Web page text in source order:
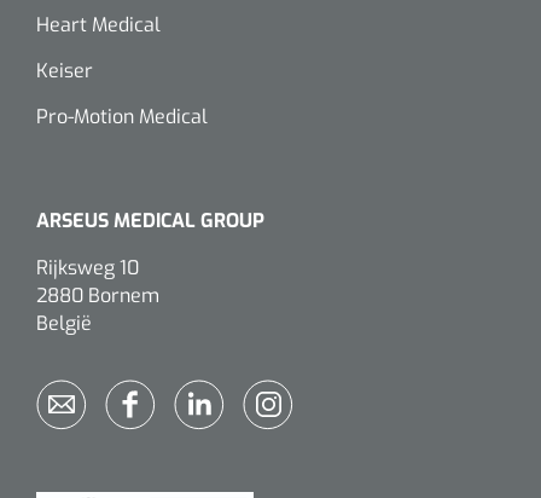
Heart Medical
Keiser
Pro-Motion Medical
ARSEUS MEDICAL GROUP
Rijksweg 10
2880 Bornem
België